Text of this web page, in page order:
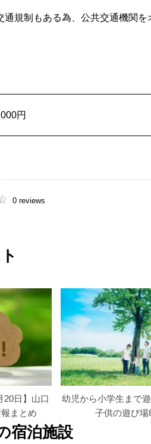
通規制もある為、公共交通機関を
円
0 reviews
20日】山口
まとめ
幼児から小学生まで
子供の遊び場
宿泊施設